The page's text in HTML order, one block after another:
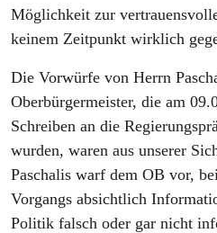
Möglichkeit zur
keinem Zeitpunkt wirklich
Die Vorwürfe von Herrn
Oberbürgermeister, die am
Schreiben an die
wurden, waren aus unserer
Paschalis warf dem OB vor,
Vorgangs absichtlich
Politik falsch oder gar nicht